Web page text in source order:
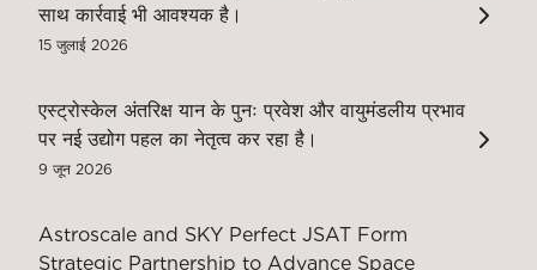
साथ कार्रवाई भी आवश्यक है।
15 जुलाई 2026
एस्ट्रोस्केल अंतरिक्ष यान के पुनः प्रवेश और वायुमंडलीय प्रभाव
पर नई उद्योग पहल का नेतृत्व कर रहा है।
9 जून 2026
Astroscale and SKY Perfect JSAT Form
Strategic Partnership to Advance Space